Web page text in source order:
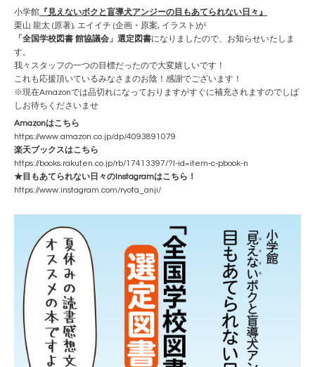
小学館 『見えないボクと盲導犬アンジーの目もあてられない日々』
栗山 龍太 (原著), エイイチ (企画・原案, イラスト)が
「全国学校図書 館協議会」選定図書になりましたので、お知らせいたしま
す。
我々スタッフの一つの目標だったので大変嬉しいです！
これも応援頂いているみなさまのお陰！感謝でございます！
※現在Amazonでは品切れになっておりますがすぐに補充されますのでしば
しお待ちくださいませ
Amazonはこちら
https://www.amazon.co.jp/dp/4093891079
楽天ブックスはこちら
https://books.rakuten.co.jp/rb/17413397/?l-id=item-c-pbook-n
★目もあてられない日々のInstagramはこちら！
https://www.instagram.com/ryota_anji/